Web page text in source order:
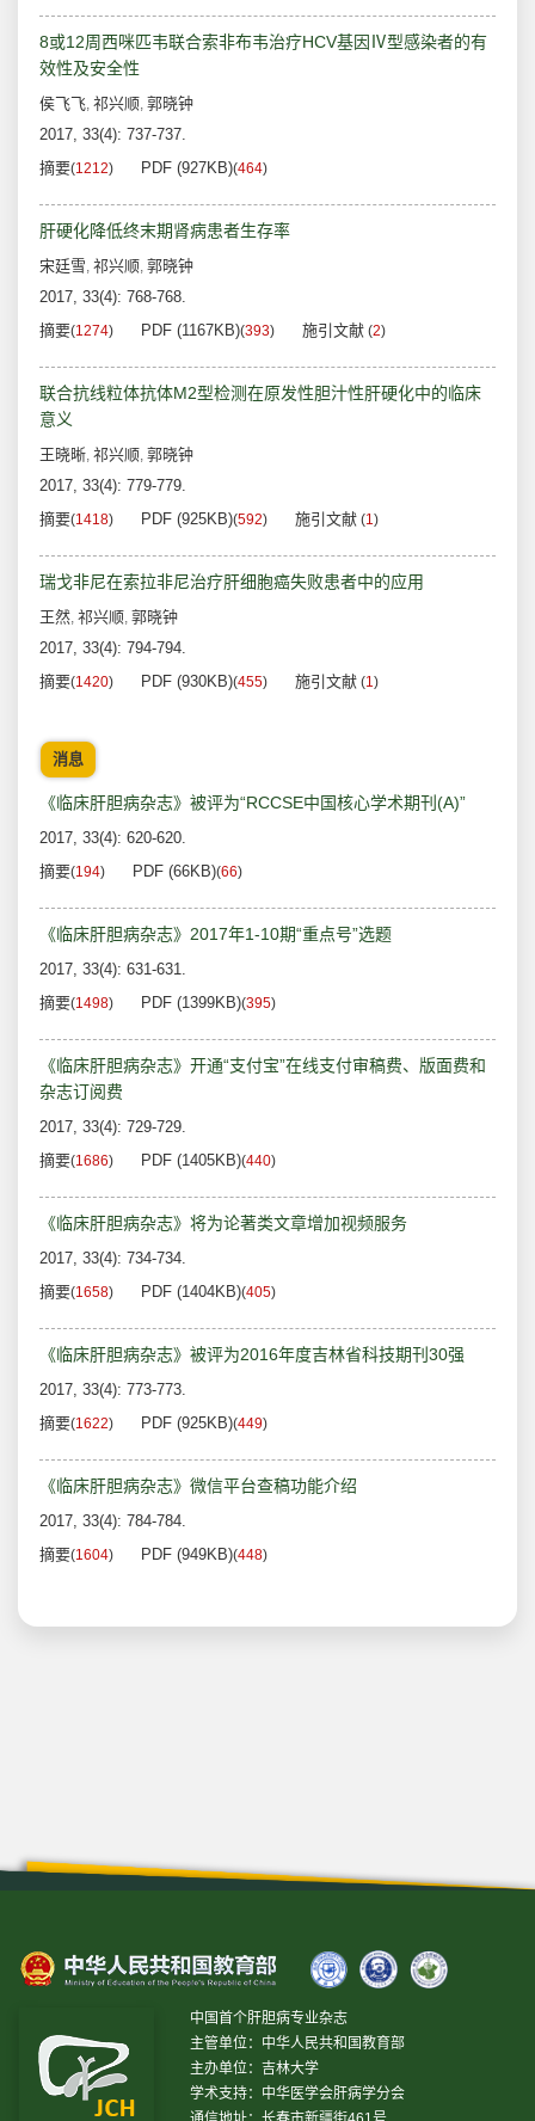
8或12周西咪匹韦联合索非布韦治疗HCV基因Ⅳ型感染者的有
效性及安全性
侯飞飞, 祁兴顺, 郭晓钟
2017, 33(4): 737-737.
摘要(1212) PDF (927KB)(464)
肝硬化降低终末期肾病患者生存率
宋廷雪, 祁兴顺, 郭晓钟
2017, 33(4): 768-768.
摘要(1274) PDF (1167KB)(393) 施引文献 (2)
联合抗线粒体抗体M2型检测在原发性胆汁性肝硬化中的临床
意义
王晓晰, 祁兴顺, 郭晓钟
2017, 33(4): 779-779.
摘要(1418) PDF (925KB)(592) 施引文献 (1)
瑞戈非尼在索拉非尼治疗肝细胞癌失败患者中的应用
王然, 祁兴顺, 郭晓钟
2017, 33(4): 794-794.
摘要(1420) PDF (930KB)(455) 施引文献 (1)
消息
《临床肝胆病杂志》被评为“RCCSE中国核心学术期刊(A)”
2017, 33(4): 620-620.
摘要(194) PDF (66KB)(66)
《临床肝胆病杂志》2017年1-10期“重点号”选题
2017, 33(4): 631-631.
摘要(1498) PDF (1399KB)(395)
《临床肝胆病杂志》开通“支付宝”在线支付审稿费、版面费和
杂志订阅费
2017, 33(4): 729-729.
摘要(1686) PDF (1405KB)(440)
《临床肝胆病杂志》将为论著类文章增加视频服务
2017, 33(4): 734-734.
摘要(1658) PDF (1404KB)(405)
《临床肝胆病杂志》被评为2016年度吉林省科技期刊30强
2017, 33(4): 773-773.
摘要(1622) PDF (925KB)(449)
《临床肝胆病杂志》微信平台查稿功能介绍
2017, 33(4): 784-784.
摘要(1604) PDF (949KB)(448)
中国首个肝胆病专业杂志
主管单位：中华人民共和国教育部
主办单位：吉林大学
学术支持：中华医学会肝病学分会